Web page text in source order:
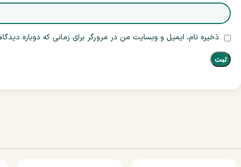
ذخیره نام، ایمیل و وبسایت من در مرورگر برای زمانی که دوباره